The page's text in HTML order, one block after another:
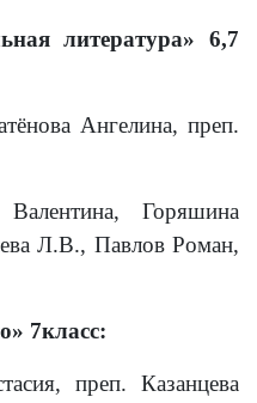
литература» 6,7
Ангелина, преп.
Валентина, Горяшина
Л.В., Павлов Роман,
7класс:
преп. Казанцева